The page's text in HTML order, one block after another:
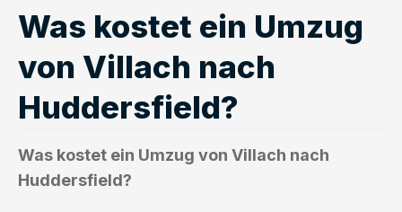
Was kostet ein Umzug
von Villach nach
Huddersfield?
Was kostet ein Umzug von Villach nach
Huddersfield?